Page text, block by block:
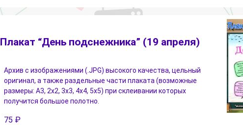
Плакат “День подснежника” (19 апреля)
Архив с изображениями (.JPG) высокого качества, цельный
оригинал, а также раздельные части плаката (возможные
размеры: А3, 2х2, 3х3, 4х4, 5х5) при склеивании которых
получится большое полотно.
75 ₽